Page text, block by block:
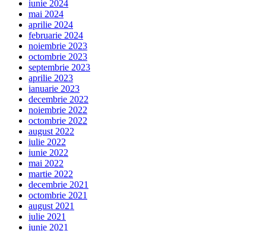
iunie 2024
mai 2024
aprilie 2024
februarie 2024
noiembrie 2023
octombrie 2023
septembrie 2023
aprilie 2023
ianuarie 2023
decembrie 2022
noiembrie 2022
octombrie 2022
august 2022
iulie 2022
iunie 2022
mai 2022
martie 2022
decembrie 2021
octombrie 2021
august 2021
iulie 2021
iunie 2021